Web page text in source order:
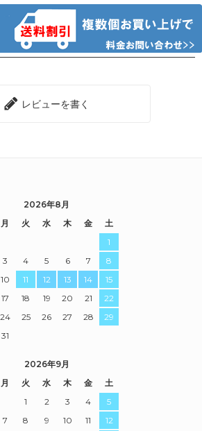
レビューを書く
2026年8月
月 火 水 木 金
土
1
3 4 5 6 7
8
10 11 12 13 14
15
17 18 19 20 21
22
24 25 26 27 28
29
31
2026年9月
月 火 水 木 金
土
1
2 3 4
5
7 8 9 10 11
12